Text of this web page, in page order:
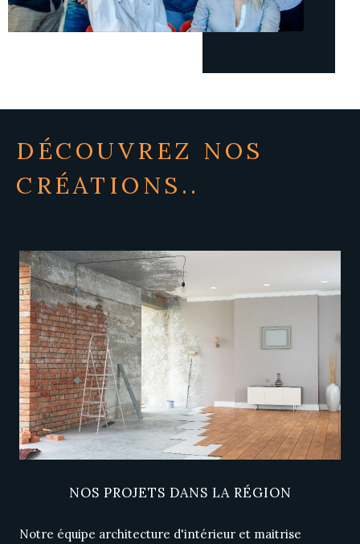
cyrilkorzec@gmail.com. Notre agence vous accueille au
rue Paul Tornow, 57000 Metz, pour échanger sur votre
DÉCOUVREZ NOS
CRÉATIONS..
NOS PROJETS DANS LA RÉGION
Notre équipe architecture d'intérieur et maitrise